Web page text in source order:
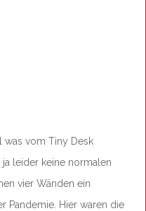
was vom Tiny Desk
leider keine normalen
vier Wänden ein
Pandemie. Hier waren die